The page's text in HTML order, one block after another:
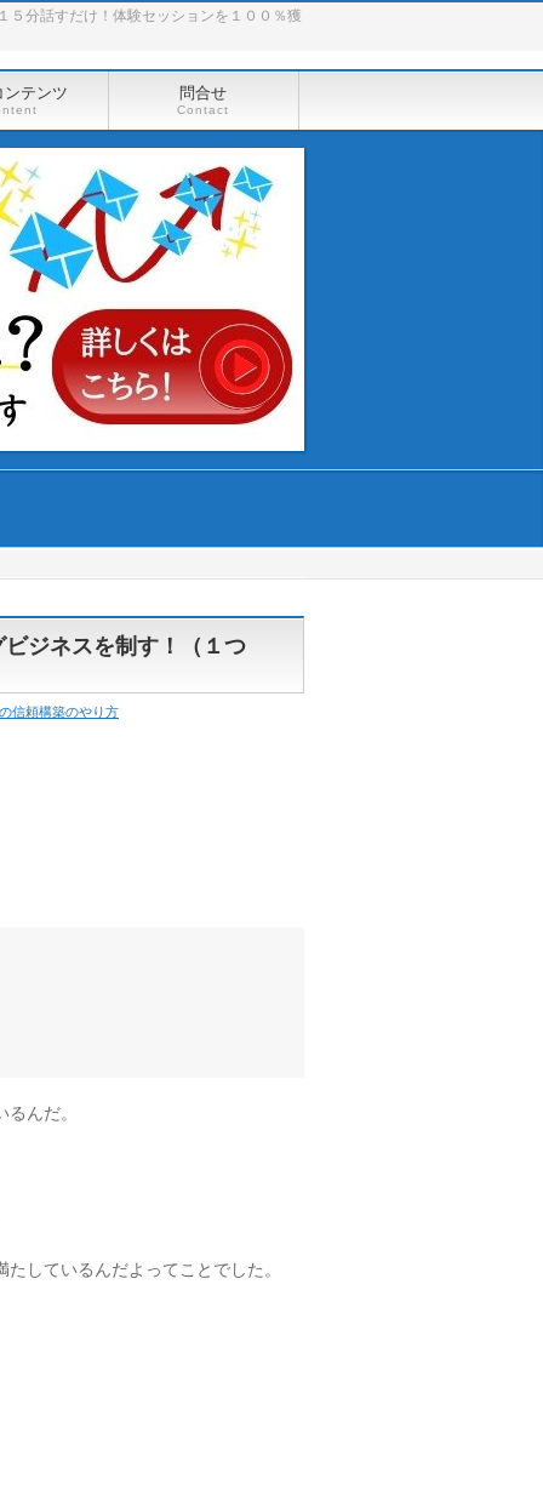
５分話すだけ！体験セッションを１００％獲
ンテンツ 問合せ
Contact
ジネスを制す！（１つ
信頼構築のやり方
んだ。
しているんだよってことでした。